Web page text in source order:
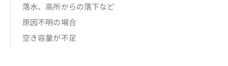
落水、高所からの落下など
原因不明の場合
空き容量が不足